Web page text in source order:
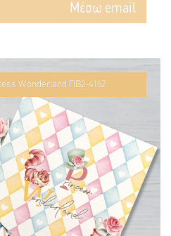
Mέσω email
Wonderland ΠΒ2-4162